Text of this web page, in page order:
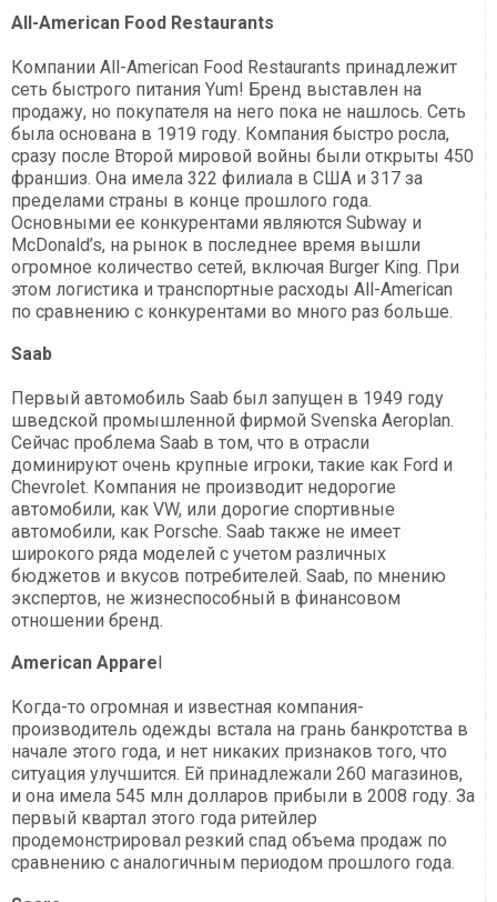
All-American Food Restaurants
Компании All-American Food Restaurants принадлежит
сеть быстрого питания Yum! Бренд выставлен на
продажу, но покупателя на него пока не нашлось. Сеть
была основана в 1919 году. Компания быстро росла,
сразу после Второй мировой войны были открыты 450
франшиз. Она имела 322 филиала в США и 317 за
пределами страны в конце прошлого года.
Основными ее конкурентами являются Subway и
McDonald’s, на рынок в последнее время вышли
огромное количество сетей, включая Burger King. При
этом логистика и транспортные расходы All-American
по сравнению с конкурентами во много раз больше.
Saab
Первый автомобиль Saab был запущен в 1949 году
шведской промышленной фирмой Svenska Aeroplan.
Сейчас проблема Saab в том, что в отрасли
доминируют очень крупные игроки, такие как Ford и
Chevrolet. Компания не производит недорогие
автомобили, как VW, или дорогие спортивные
автомобили, как Porsche. Saab также не имеет
широкого ряда моделей с учетом различных
бюджетов и вкусов потребителей. Saab, по мнению
экспертов, не жизнеспособный в финансовом
отношении бренд.
American Apparel
Когда-то огромная и известная компания-
производитель одежды встала на грань банкротства в
начале этого года, и нет никаких признаков того, что
ситуация улучшится. Ей принадлежали 260 магазинов,
и она имела 545 млн долларов прибыли в 2008 году. За
первый квартал этого года ритейлер
продемонстрировал резкий спад объема продаж по
сравнению с аналогичным периодом прошлого года.